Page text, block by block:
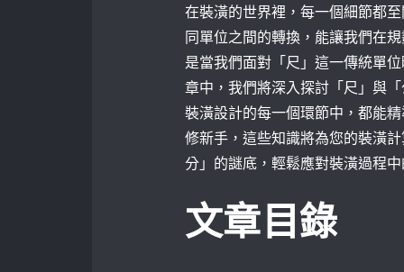
在裝潢的世界裡，每一個細節都
同單位之間的轉換，能讓我們在
是當我們面對「尺」這一傳統單
章中，我們將深入探討「尺」與
裝潢設計的每一個環節中，都能
修新手，這些知識將為您的裝潢
分」的謎底，輕鬆應對裝潢過程
文章目錄